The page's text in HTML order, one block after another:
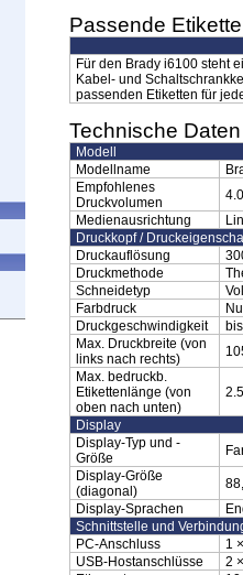
Passende
Für den Brady i6100 steht
Kabel- und
passenden Etiketten für
Technische
Modell
Modellname
Empfohlenes
Druckvolumen
Medienausrichtung
Druckkopf /
Druckauflösung
Druckmethode
Schneidetyp
Farbdruck
Druckgeschwindigkeit
Max. Druckbreite (von
links nach rechts)
Max. bedruckb.
Etikettenlänge (von
oben nach unten)
Display
Display-Typ und -
Größe
Display-Größe
(diagonal)
Display-Sprachen
Schnittstelle und
PC-Anschluss
1
USB-Hostanschlüsse
2